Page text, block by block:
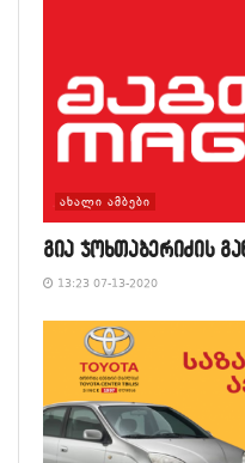
ᲐᲮᲐᲚᲘ ᲐᲛᲑᲔᲑᲘ
გია ჯოხთაბერიძის
13:23 07-13-2020